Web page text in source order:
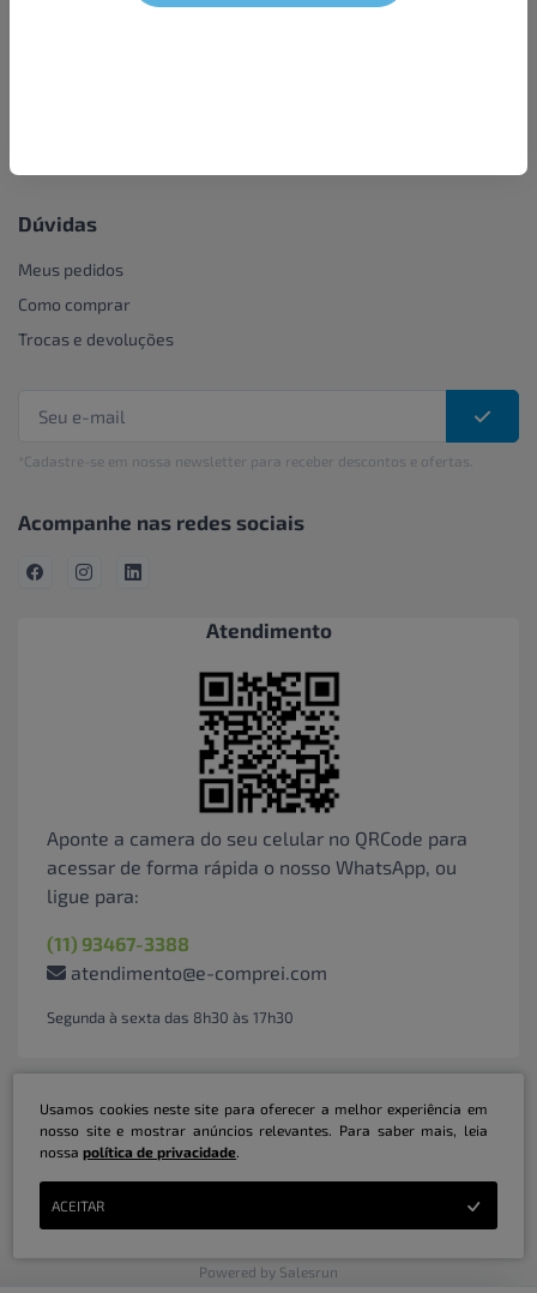
Dúvidas
Meus pedidos
Como comprar
Trocas e devoluções
*Cadastre-se em nossa newsletter para receber descontos e ofertas.
Acompanhe nas redes sociais
Atendimento
Aponte a camera do seu celular no QRCode para
acessar de forma rápida o nosso WhatsApp, ou
ligue para:
(11) 93467-3388
atendimento@e-comprei.com
Segunda à sexta das 8h30 às 17h30
Marketplace B2B Serviços Inteligentes Ltda | CNPJ: 31.415.786/0001-31 | ©
Powered by Salesrun
Usamos cookies neste site para oferecer a melhor experiência em
nosso site e mostrar anúncios relevantes. Para saber mais, leia
nossapolítica de privacidade.
ACEITAR